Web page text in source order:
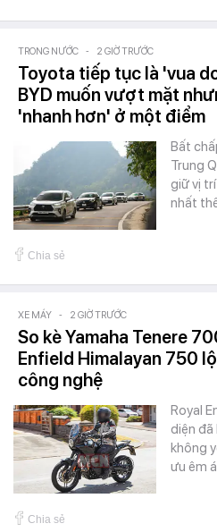
TRONG NƯỚC - 2 GIỜ TRƯỚC
Toyota tiếp tục là 'vua
BYD muốn vượt mặt
'nhanh hơn' ở một điểm
Bất
Trung
giữ vị
nhất
Chia sẻ
XE MÁY - 2 GIỜ TRƯỚC
So kè Yamaha Tenere
Enfield Himalayan 750
công nghệ
Royal
diện
không
ưu êm
Chia sẻ